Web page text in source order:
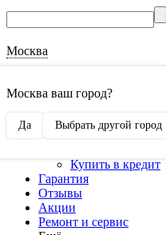
Москва
Москва ваш город?
Да Выбрать другой город
Наши реквизиты
Оптовикам
Сотрудничество
Купить в кредит
Гарантия
Отзывы
Акции
Ремонт и сервис